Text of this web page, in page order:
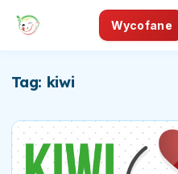
Wycofane
Tag: kiwi